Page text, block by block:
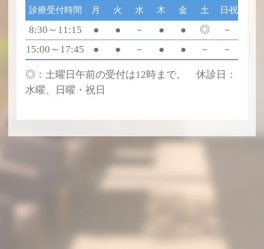
診療受付時間 月 火 水 木 金 土 日・祝
8:30～11:15 ● ● － ● ● ◎
－
15:00～17:45
● ● － ● ● － －
◎：土曜日午前の受付は12時まで。 休診日：
水曜、日曜・祝日